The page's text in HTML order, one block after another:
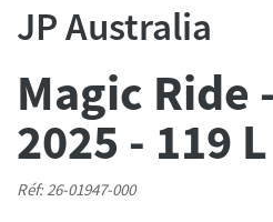
JP Australia
Magic Ride
2025 - 119 L
Réf: 26-01947-000